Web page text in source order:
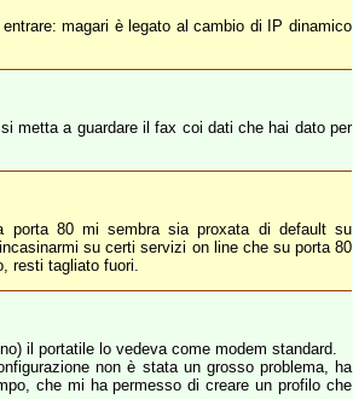
magari è legato al cambio di IP dinamico
metta a guardare il fax coi dati che hai dato per
porta 80 mi sembra sia proxata di default su
su certi servizi on line che su porta 80
resti tagliato fuori.
il portatile lo vedeva come modem standard.
non è stata un grosso problema, ha
che mi ha permesso di creare un profilo che